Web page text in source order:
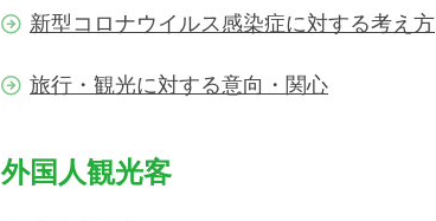
新型コロナウイルス感染症に対する考え方
旅行・観光に対する意向・関心
外国人観光客